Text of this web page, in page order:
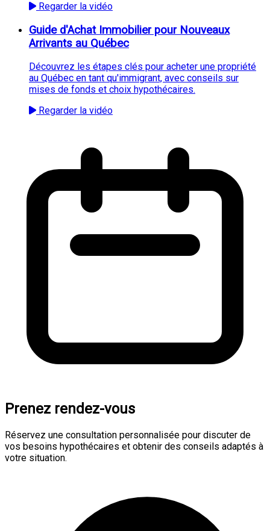
Regarder la vidéo
Guide d'Achat Immobilier pour Nouveaux
Arrivants au Québec
Découvrez les étapes clés pour acheter une propriété
au Québec en tant qu'immigrant, avec conseils sur
mises de fonds et choix hypothécaires.
Regarder la vidéo
Prenez rendez-vous
Réservez une consultation personnalisée pour discuter de
vos besoins hypothécaires et obtenir des conseils adaptés à
votre situation.